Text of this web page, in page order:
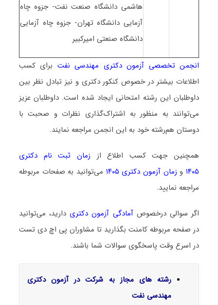
هاشمی دانشگاه صنعت نفت- جزوه چاه
آزمایی دانشگاه تهران- جزوه چاه آزمایی
دانشگاه صنعتی امیرکبیر
انجمن تخصصی آزمون دکتری مهندسی نفت برای کسب
اطلاعات بیشتر در خصوص کنکور دکتری و نیز تبادل نظر بین
داوطلبان این رشته امتحانی ایجاد شده است. داوطلبان عزیز
می‌توانند به منظور به اشتراک‌گذاری نظرات و صحبت با
دوستان هم‌رشته خود به این انجمن مراجعه نمایند.
همچنین جهت کسب اطلاع از زمان ثبت نام دکتری
۱۴۰۵ و زمان آزمون دکتری ۱۴۰۵
می‌توانید به صفحات مربوطه
مراجعه نمایید.
اگر سوالی درخصوصآمادگی آزمون دکتری دارید، می‌توانید
در صفحه مربوطه کامنت بگذارید تا مشاوران پی اچ دی تست
در اسرع وقت پاسخگوی سوالات شما باشند.
رشته های مجاز به شرکت در آزمون دکتری
مهندسی نفت